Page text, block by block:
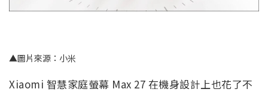
▲圖片來源：小米
Xiaomi 智慧家庭螢幕 Max 27 在機身設計上也花了不